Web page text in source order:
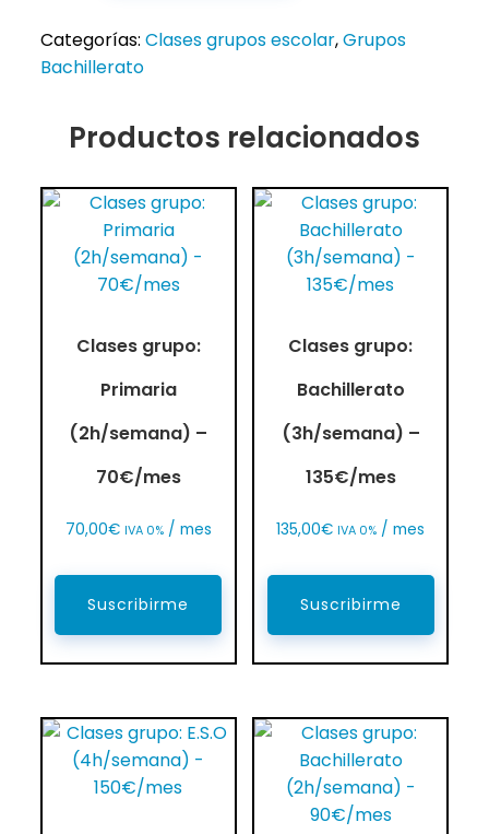
(4h/semana)
-
Categorías:Clases grupos escolar,Grupos
Bachillerato
Productos relacionados
Clases grupo:
Primaria
(2h/semana) –
70€/mes
70,00€ IVA 0% / mes
Suscribirme
Clases grupo:
Bachillerato
(3h/semana) –
135€/mes
135,00€ IVA 0% / mes
Suscribirme